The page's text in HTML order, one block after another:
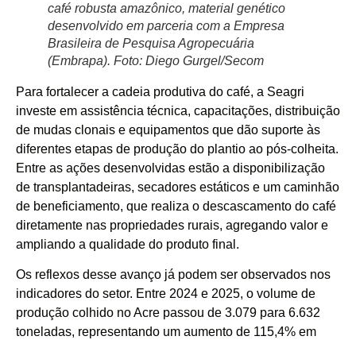
café robusta amazônico, material genético
desenvolvido em parceria com a Empresa
Brasileira de Pesquisa Agropecuária
(Embrapa). Foto: Diego Gurgel/Secom
Para fortalecer a cadeia produtiva do café, a Seagri
investe em assistência técnica, capacitações, distribuição
de mudas clonais e equipamentos que dão suporte às
diferentes etapas de produção do plantio ao pós-colheita.
Entre as ações desenvolvidas estão a disponibilização
de transplantadeiras, secadores estáticos e um caminhão
de beneficiamento, que realiza o descascamento do café
diretamente nas propriedades rurais, agregando valor e
ampliando a qualidade do produto final.
Os reflexos desse avanço já podem ser observados nos
indicadores do setor. Entre 2024 e 2025, o volume de
produção colhido no Acre passou de 3.079 para 6.632
toneladas, representando um aumento de 115,4% em